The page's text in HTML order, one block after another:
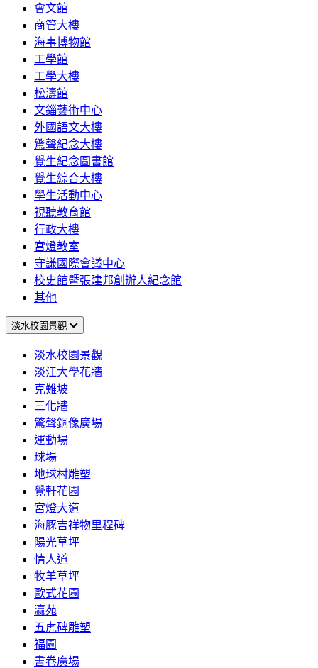
會文館
商管大樓
海事博物館
工學館
工學大樓
松濤館
文錙藝術中心
外國語文大樓
驚聲紀念大樓
覺生紀念圖書館
覺生綜合大樓
學生活動中心
視聽教育館
行政大樓
宮燈教室
守謙國際會議中心
校史館暨張建邦創辦人紀念館
其他
淡水校園景觀
淡水校園景觀
淡江大學花牆
克難坡
三化牆
驚聲銅像廣場
運動場
球場
地球村雕塑
覺軒花園
宮燈大道
海豚吉祥物里程碑
陽光草坪
情人道
牧羊草坪
歐式花園
瀛苑
五虎碑雕塑
福園
書卷廣場